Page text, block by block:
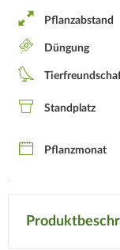
Pflanzabstand
Düngung
Standplatz
Pflanzmonat